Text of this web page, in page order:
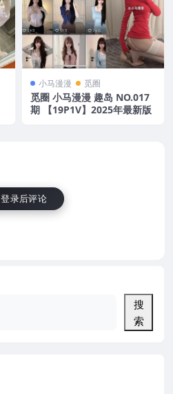
小马漫漫 觅圈
觅圈 小马漫漫 趣岛 NO.017
期 【19P1V】2025年最新版
登录后评论
搜
索